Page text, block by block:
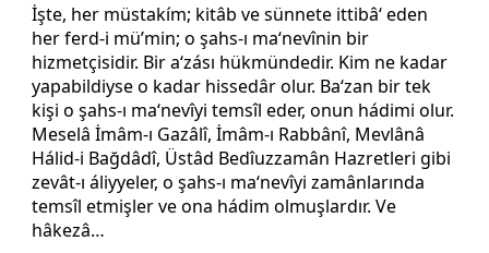
İşte, her müstakím; kitâb ve sünnete ittibâ‘ eden
her ferd-i mü’min; o şahs-ı ma‘nevînin bir
hizmetçisidir. Bir a‘zásı hükmündedir. Kim ne kadar
yapabildiyse o kadar hissedâr olur. Ba‘zan bir tek
kişi o şahs-ı ma‘nevîyi temsîl eder, onun hádimi olur.
Meselâ İmâm-ı Gazâlî, İmâm-ı Rabbânî, Mevlânâ
Hálid-i Bağdâdî, Üstâd Bedîuzzamân Hazretleri gibi
zevât-ı áliyyeler, o şahs-ı ma‘nevîyi zamânlarında
temsîl etmişler ve ona hádim olmuşlardır. Ve
hâkezâ…